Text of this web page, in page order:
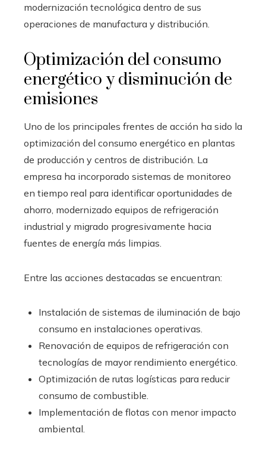
modernización tecnológica dentro de sus
operaciones de manufactura y distribución.
Optimización del consumo
energético y disminución de
emisiones
Uno de los principales frentes de acción ha sido la
optimización del consumo energético en plantas
de producción y centros de distribución. La
empresa ha incorporado sistemas de monitoreo
en tiempo real para identificar oportunidades de
ahorro, modernizado equipos de refrigeración
industrial y migrado progresivamente hacia
fuentes de energía más limpias.
Entre las acciones destacadas se encuentran:
Instalación de sistemas de iluminación de bajo
consumo en instalaciones operativas.
Renovación de equipos de refrigeración con
tecnologías de mayor rendimiento energético.
Optimización de rutas logísticas para reducir
consumo de combustible.
Implementación de flotas con menor impacto
ambiental.